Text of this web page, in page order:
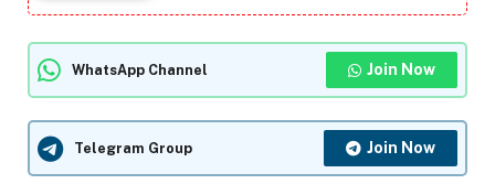
WhatsApp Channel Join Now
Telegram Group Join Now